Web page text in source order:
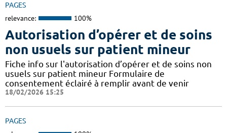
PAGES
relevance: 100%
Autorisation d’opérer et de soins
non usuels sur patient mineur
Fiche info sur l'autorisation d’opérer et de soins non
usuels sur patient mineur Formulaire de
consentement éclairé à remplir avant de venir
18/02/2026 15:25
PAGES